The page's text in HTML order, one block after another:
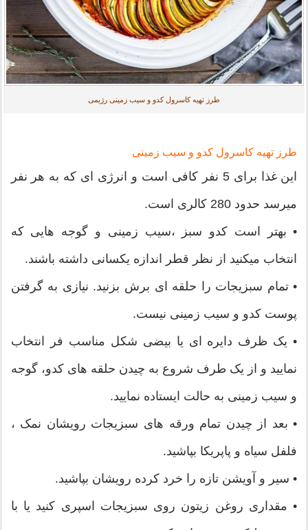
طرز تهیه کاسرول کدو و سیب زمینی رژیمی
طرز تهیه کاسرول کدو و سیب زمینی
این غذا برای 5 نفر کافی است و انرژی ای که به هر نفر
میرسد حدود 280 کالری است.
• بهتر است کدو سبز ،سیب زمینی و گوجه هایی که
انتخاب میکنید از نظر قطر اندازه یکسانی داشته باشند.
• تمام سبزیجات را حلقه ای برش بزنید. نیازی به گرفتن
پوست کدو و سیب زمینی نیست.
• یک ظرف دایره ای یا بیضی شکل مناسب فر انتخاب
نمایید و از یک طرف شروع به چیدن حلقه های کدو، گوجه
و سیب زمینی به حالت ایستاده نمایید.
• بعد از چیدن تمام ورقه های سبزیجات رویشان نمک ،
فلفل سیاه و پاپریکا بپاشید.
• سیر و آویشن تازه را خرد کرده رویشان بپاشید.
• مقداری روغن زیتون روی سبزیجات اسپری کنید یا با